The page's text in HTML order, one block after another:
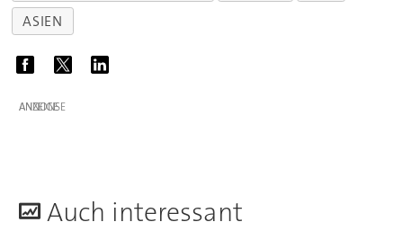
ASIEN
ANZEIGE
Auch interessant